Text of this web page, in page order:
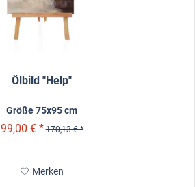
Ölbild "Help"
Größe 75x95 cm
99,00 € * 170,13 € *
Merken